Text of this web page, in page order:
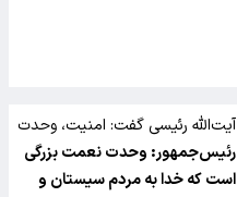
آیت‌الله رئیسی گفت: امنیت، وحدت
و انسجام از نعمت‌های بزرگی است
که خداوند به مردم سیستان و
رئیس‌جمهور: وحدت نعمت‌ بزرگی
است که خدا به مردم سیستان و